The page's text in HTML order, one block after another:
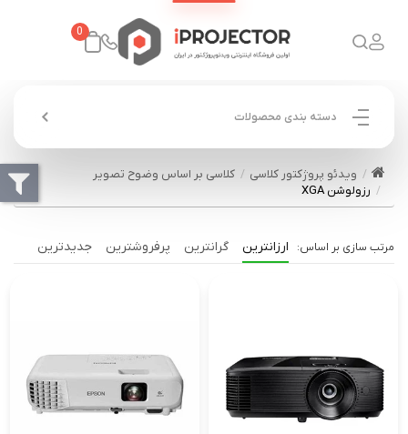
0
دسته بندی محصولات
ویدئو پروژکتور کلاسی
کلاسی بر اساس وضوح تصویر
رزولوشن XGA
ارزانترین گرانترین پرفروشترین جدیدترین